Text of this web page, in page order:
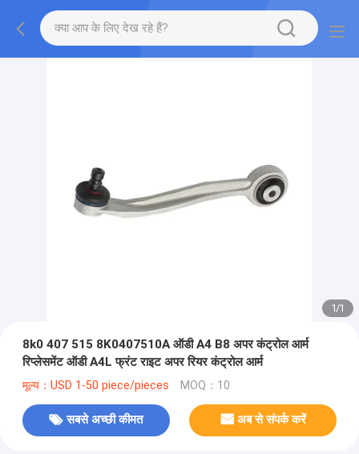
1/1
8k0 407 515 8K0407510A ऑडी A4 B8 अपर कंट्रोल आर्म
रिप्लेसमेंट ऑडी A4L फ्रंट राइट अपर रियर कंट्रोल आर्म
मूल्य：USD 1-50 piece/pieces MOQ：10
सबसे अच्छी कीमत अब से संपर्क करें